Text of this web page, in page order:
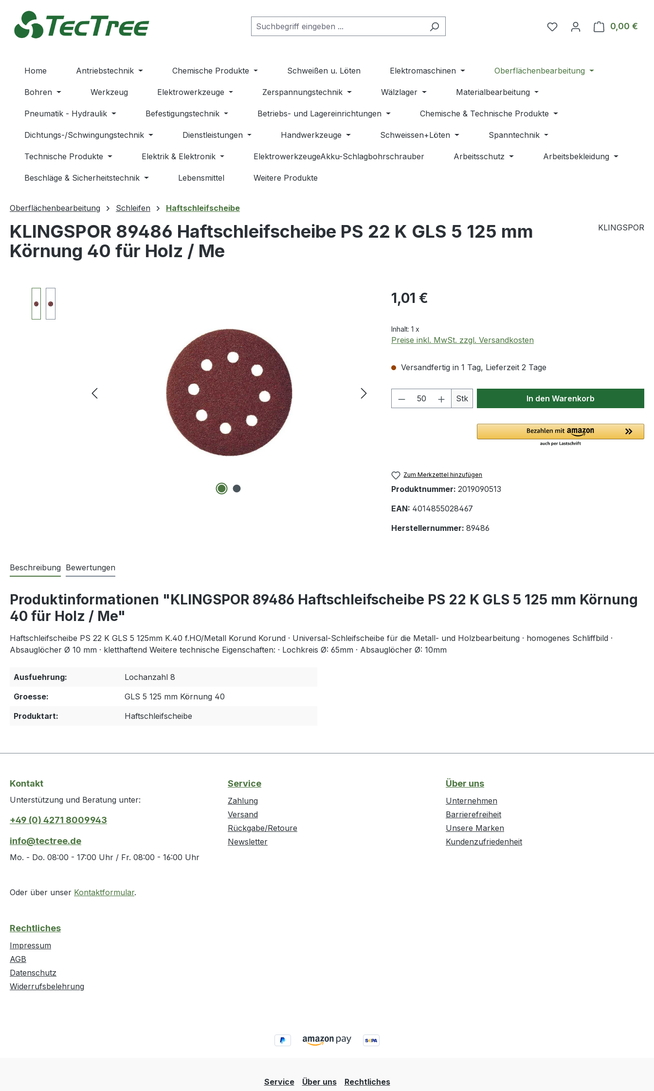
Hauptinhalt springen
Zur Suche springen
Zur Hauptnavigation springen
Du hast 0 Produkte auf
0,00 €
Home Antriebstechnik Chemische Produkte Schweißen u. Löten Elektromaschinen Oberflächenbearbeitung
Bohren Werkzeug Elektrowerkzeuge Zerspannungstechnik Wälzlager Materialbearbeitung
Pneumatik - Hydraulik Befestigungstechnik Betriebs- und Lagereinrichtungen Chemische & Technische Produkte
Dichtungs-/Schwingungstechnik Dienstleistungen Handwerkzeuge Schweissen+Löten Spanntechnik
Technische Produkte Elektrik & Elektronik ElektrowerkzeugeAkku-Schlagbohrschrauber Arbeitsschutz Arbeitsbekleidung
Beschläge & Sicherheitstechnik Lebensmittel Weitere Produkte
Oberflächenbearbeitung Schleifen Haftschleifscheibe
KLINGSPOR 89486 Haftschleifscheibe PS 22 K GLS 5 125 mm
Körnung 40 für Holz / Me
KLINGSPOR
Regulärer Preis:
1,01 €
Inhalt: 1 x
Preise inkl. MwSt. zzgl. Versandkosten
Versandfertig in 1 Tag, Lieferzeit 2 Tage
Produkt Anzahl: Gib den gewünschten Wert
Stk In den Warenkorb
Zum Merkzettel hinzufügen
Produktnummer: 2019090513
EAN: 4014855028467
Herstellernummer: 89486
Beschreibung Bewertungen
Produktinformationen "KLINGSPOR 89486 Haftschleifscheibe PS 22 K GLS 5 125 mm Körnung
40 für Holz / Me"
Haftschleifscheibe PS 22 K GLS 5 125mm K.40 f.HO/Metall Korund Korund · Universal-Schleifscheibe für die Metall- und Holzbearbeitung · homogenes Schliffbild ·
Absauglöcher Ø 10 mm · kletthaftend Weitere technische Eigenschaften: · Lochkreis Ø: 65mm · Absauglöcher Ø: 10mm
Ausfuehrung:
Lochanzahl 8
Groesse:
GLS 5 125 mm Körnung 40
Produktart:
Haftschleifscheibe
Kontakt
Unterstützung und Beratung unter:
+49 (0) 4271 8009943
info@tectree.de
Mo. - Do. 08:00 - 17:00 Uhr / Fr. 08:00 - 16:00 Uhr
Oder über unser Kontaktformular.
Service
Zahlung
Versand
Rückgabe/Retoure
Newsletter
Über uns
Unternehmen
Barrierefreiheit
Unsere Marken
Kundenzufriedenheit
Rechtliches
Impressum
AGB
Datenschutz
Widerrufsbelehrung
Service Über uns Rechtliches